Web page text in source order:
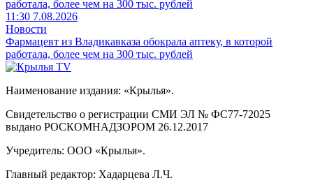
11:30 7.08.2026
Новости
Фармацевт из Владикавказа обокрала аптеку, в которой
работала, более чем на 300 тыс. рублей
Наименование издания: «Крылья».
Свидетельство о регистрации СМИ ЭЛ № ФС77-72025
выдано РОСКОМНАДЗОРОМ 26.12.2017
Учредитель: ООО «Крылья».
Главный редактор: Хадарцева Л.Ч.